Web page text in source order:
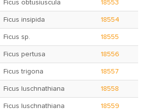
Ficus obtusiuscula 18553
Ficus insipida 18554
Ficus sp. 18555
Ficus pertusa 18556
Ficus trigona 18557
Ficus luschnathiana 18558
Ficus luschnathiana 18559